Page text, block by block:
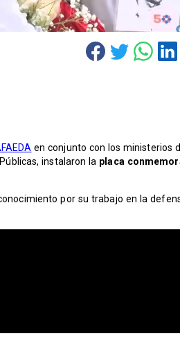
en conjunto con los ministerios
instalaron la placa
por su trabajo en la